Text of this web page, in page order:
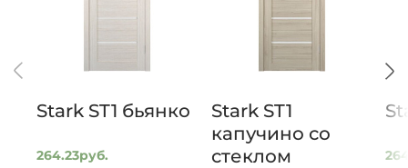
Stark ST1 бьянко
264.23руб.
Stark ST1
капучино со
стеклом